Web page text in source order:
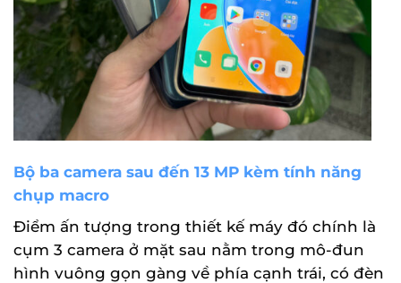
Bộ ba camera sau đến 13 MP kèm tính năng
chụp macro
Điểm ấn tượng trong thiết kế máy đó chính là
cụm 3 camera ở mặt sau nằm trong mô-đun
hình vuông gọn gàng về phía cạnh trái, có đèn